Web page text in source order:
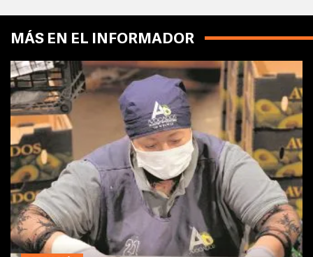
MÁS EN EL INFORMADOR